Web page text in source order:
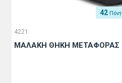
42
4221
ΜΑΛΑΚΗ ΘΗΚΗ ΜΕΤΑΦΟΡΑΣ